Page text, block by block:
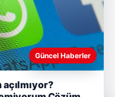
Güncel Haberler